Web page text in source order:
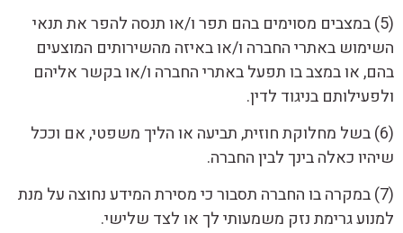
(5) במצבים מסוימים בהם תפר ו/או תנסה להפר את תנאי
השימוש באתרי החברה ו/או באיזה מהשירותים המוצעים
בהם, או במצב בו תפעל באתרי החברה ו/או בקשר אליהם
ולפעילותם בניגוד לדין.
(6) בשל מחלוקת חוזית, תביעה או הליך משפטי, אם וככל
שיהיו כאלה בינך לבין החברה.
(7) במקרה בו החברה תסבור כי מסירת המידע נחוצה על מנת
למנוע גרימת נזק משמעותי לך או לצד שלישי.